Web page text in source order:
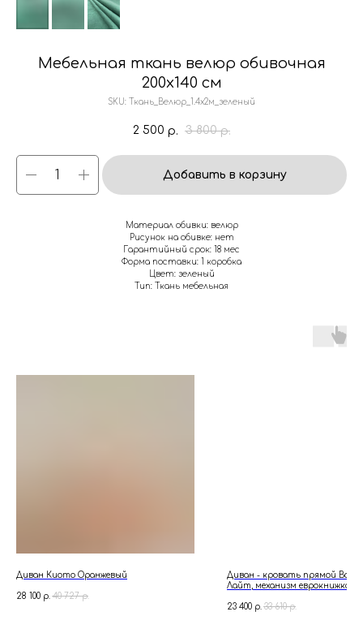
Мебельная ткань велюр обивочная
200х140 см
SKU: Ткань_Велюр_1.4х2м_зеленый
2 500 р. 3 800 р.
Добавить в корзину
Материал обивки: велюр
Рисунок на обивке: нет
Гарантийный срок: 18 мес
Форма поставки: 1 коробка
Цвет: зеленый
Тип: Ткань мебельная
Диван Киото Оранжевый
28 100 р. 40 727 р.
Диван - кровать прямой
Лайт, механизм еврокнижка,
23 400 р. 33 610 р.